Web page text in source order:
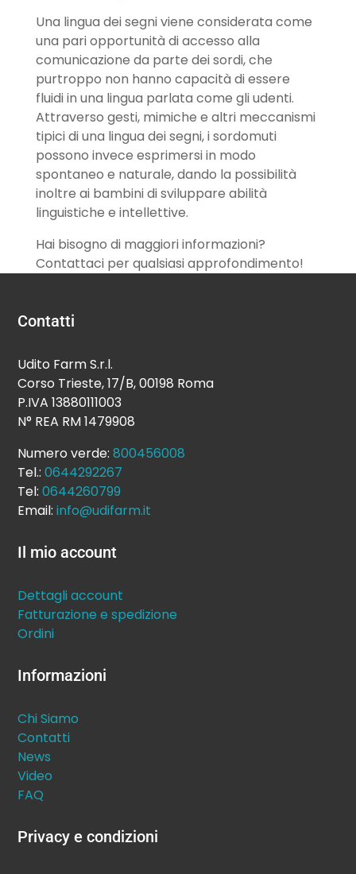
Una lingua dei segni viene considerata come
una pari opportunità di accesso alla
comunicazione da parte dei sordi, che
purtroppo non hanno capacità di essere
fluidi in una lingua parlata come gli udenti.
Attraverso gesti, mimiche e altri meccanismi
tipici di una lingua dei segni, i sordomuti
possono invece esprimersi in modo
spontaneo e naturale, dando la possibilità
inoltre ai bambini di sviluppare abilità
linguistiche e intellettive.
Hai bisogno di maggiori informazioni?
Contattaci per qualsiasi approfondimento!
Contatti
Udito Farm S.r.l.
Corso Trieste, 17/B, 00198 Roma
P.IVA 13880111003
N° REA RM 1479908
Numero verde:800456008
Tel.:0644292267
Tel:0644260799
Email:info@udifarm.it
Il mio account
Dettagli account
Fatturazione e spedizione
Ordini
Informazioni
Chi Siamo
Contatti
News
Video
FAQ
Privacy e condizioni